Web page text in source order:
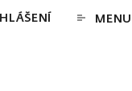
MENU